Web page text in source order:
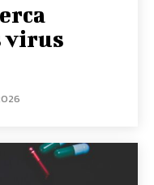
virus